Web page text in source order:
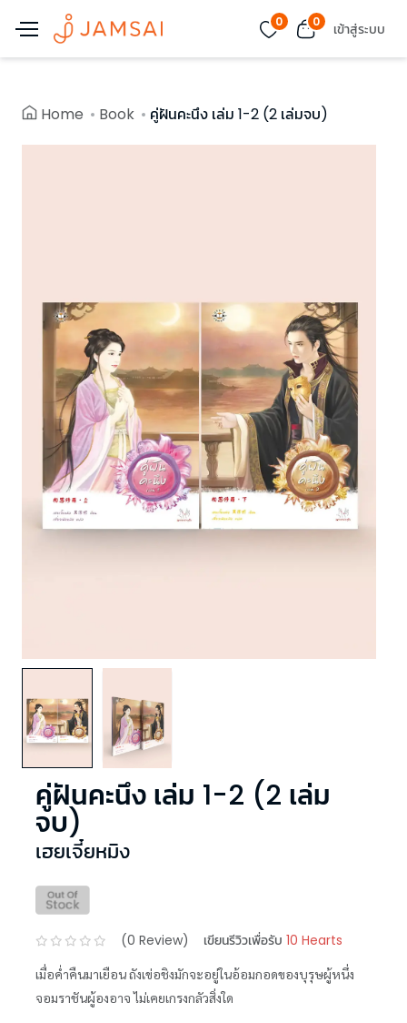
0 0 เข้าสู่ระบบ
Home Book คู่ฝันคะนึง เล่ม 1-2 (2 เล่มจบ)
คู่ฝันคะนึง เล่ม 1-2 (2 เล่ม
จบ)
เฮยเจี๋ยหมิง
(0 Review) เขียนรีวิวเพื่อรับ 10 Hearts
เมื่อค่ำคืนมาเยือน ถังเข่อชิงมักจะอยู่ในอ้อมกอดของบุรุษผู้หนึ่ง
จอมราชันผู้องอาจ ไม่เคยเกรงกลัวสิ่งใด